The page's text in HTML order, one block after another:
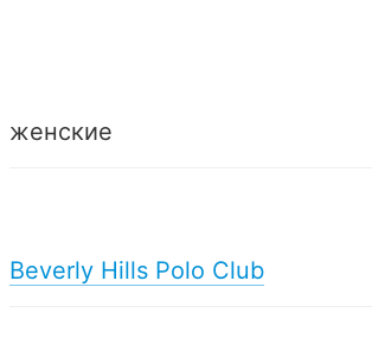
женские
Beverly Hills Polo Club